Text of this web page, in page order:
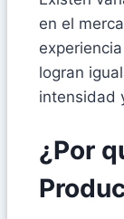
en el
logran
intensidad
¿Por